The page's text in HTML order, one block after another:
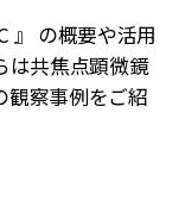
』 の概要や活用
は共焦点顕微鏡
観察事例をご紹